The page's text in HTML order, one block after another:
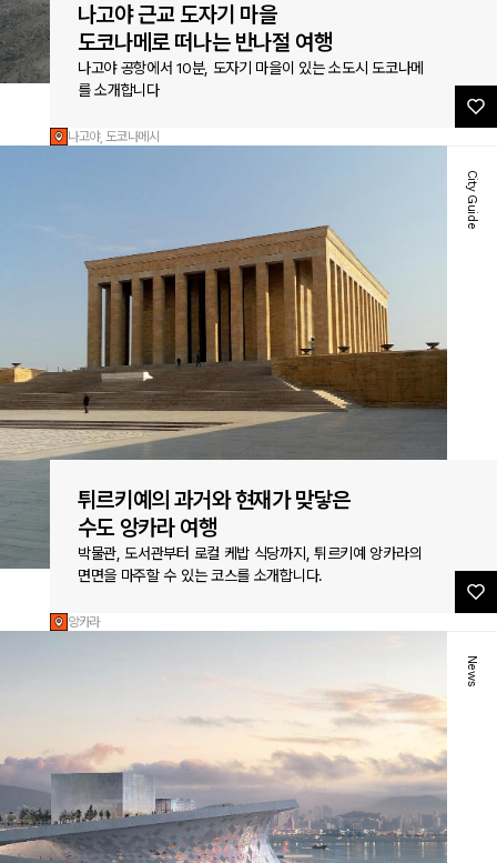
나고야 근교 도자기 마을
도코나메로 떠나는 반나절 여행
나고야 공항에서 10분, 도자기 마을이 있는 소도시 도코나메
를 소개합니다
나고야, 도코나메시
City Guide
튀르키예의 과거와 현재가 맞닿은
수도 앙카라 여행
박물관, 도서관부터 로컬 케밥 식당까지, 튀르키예 앙카라의
면면을 마주할 수 있는 코스를 소개합니다.
앙카라
News